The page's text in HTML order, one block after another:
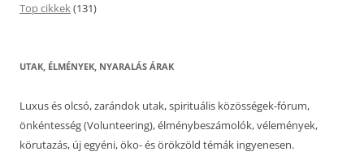
Top cikkek(131)
UTAK, ÉLMÉNYEK, NYARALÁS ÁRAK
Luxus és olcsó, zarándok utak, spirituális közösségek-fórum,
önkéntesség (Volunteering), élménybeszámolók, vélemények,
körutazás, új egyéni, öko- és örökzöld témák ingyenesen.